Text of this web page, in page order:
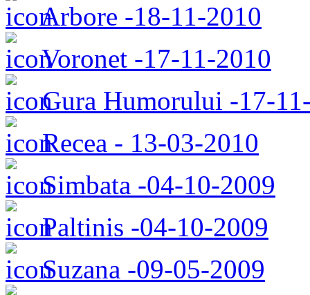
Arbore -18-11-2010
Voronet -17-11-2010
Gura Humorului -17-
Recea - 13-03-2010
Simbata -04-10-2009
Paltinis -04-10-2009
Suzana -09-05-2009